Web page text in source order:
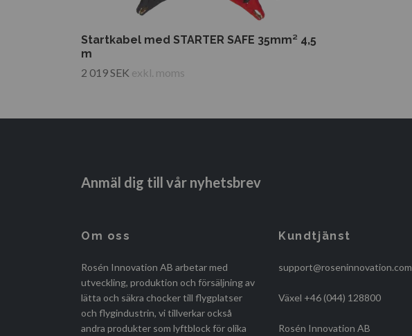
Startkabel med STARTER SAFE 35mm² 4,5
m
2 019 SEK exkl. moms
Anmäl dig till vår nyhetsbrev
Om oss
Rosén Innovation AB arbetar med
utveckling, produktion och försäljning av
lätta och säkra chocker till flygplatser
och flygindustrin, vi tillverkar också
andra produkter som lyftblock för olika
Kundtjänst
support@roseninnovation.com
Växel +46 (044) 128800
Rosén Innovation AB